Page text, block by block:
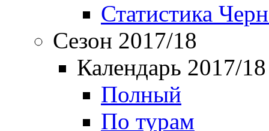
Статистика
Сезон 2017/18
Календарь 2017/18
Полный
По турам